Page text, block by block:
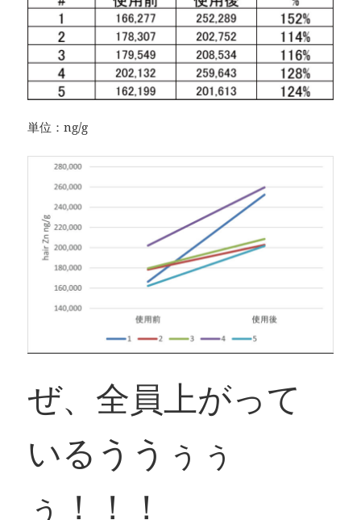
単位：ng/g
ぜ、全員上がって
いるううぅぅ
ぅ！！！